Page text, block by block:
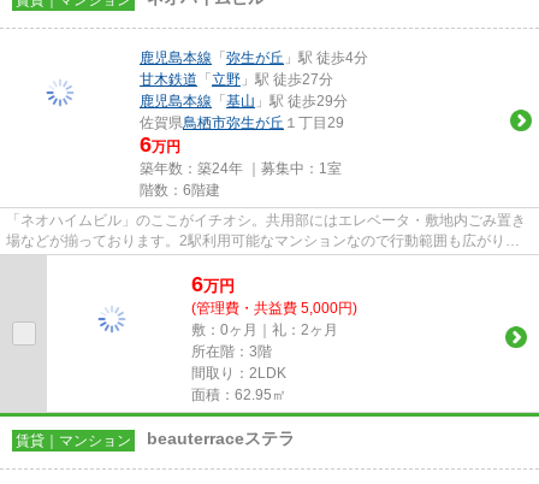
鹿児島本線 「弥生が丘 」駅 徒歩4分
甘木鉄道 「立野 」駅 徒歩27分
鹿児島本線 「基山 」駅 徒歩29分
佐賀県鳥栖市弥生が丘 １丁目29
6万円
築年数：築24年 ｜募集中： 1室
階数：6階建
「ネオハイムビル」のここがイチオシ。共用部にはエレベータ・敷地内ごみ置き
場などが揃っております。2駅利用可能なマンションなので行動範囲も広がりま
す。こちらは初期費用をカード...
6万円
(管理費・共益費 5,000円)
敷：0ヶ月｜礼：2ヶ月
所在階：3階
間取り：2LDK
面積：62.95㎡
賃貸｜マンション beauterraceステラ